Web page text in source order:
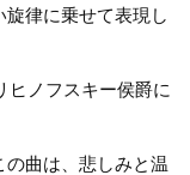
律に乗せて表現し
ヒノフスキー侯爵に
曲は、悲しみと温